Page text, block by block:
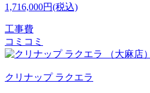
1,716,000円(税込)
工事費
コミコミ
クリナップ ラクエラ